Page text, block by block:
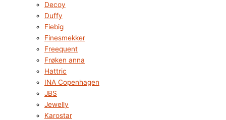
Decoy
Duffy
Fiebig
Finesmekker
Freequent
Frøken anna
Hattric
INA Copenhagen
JBS
Jewelly
Karostar